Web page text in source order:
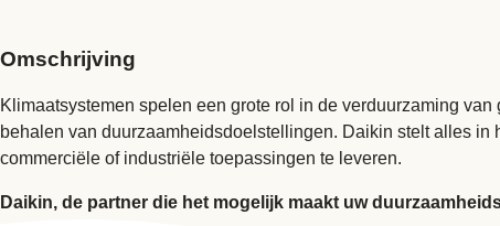
Omschrijving
Klimaatsystemen spelen een grote rol in de verduurzaming
behalen van duurzaamheidsdoelstellingen. Daikin stelt alles
commerciële of industriële toepassingen te leveren.
Daikin, de partner die het mogelijk maakt uw